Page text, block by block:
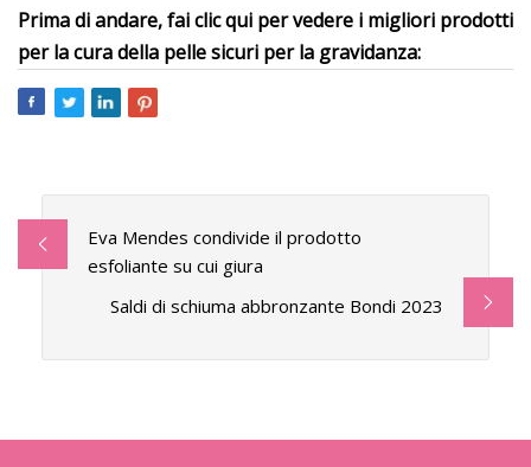
Prima di andare, fai clic qui per vedere i migliori prodotti
per la cura della pelle sicuri per la gravidanza:
Eva Mendes condivide il prodotto
esfoliante su cui giura
Saldi di schiuma abbronzante Bondi 2023